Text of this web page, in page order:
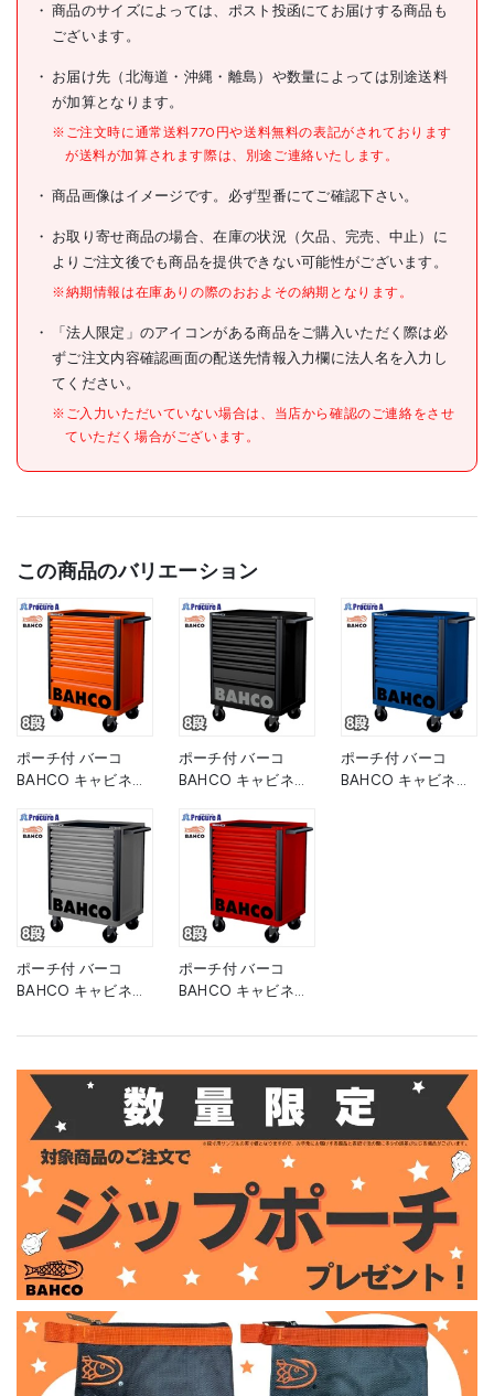
商品のサイズによっては、ポスト投函にてお届けする商品も
ございます。
お届け先（北海道・沖縄・離島）や数量によっては別途送料
が加算となります。
※ご注文時に通常送料770円や送料無料の表記がされております
が送料が加算されます際は、別途ご連絡いたします。
商品画像はイメージです。必ず型番にてご確認下さい。
お取り寄せ商品の場合、在庫の状況（欠品、完売、中止）に
よりご注文後でも商品を提供できない可能性がございます。
※納期情報は在庫ありの際のおおよその納期となります。
「法人限定」のアイコンがある商品をご購入いただく際は必
ずご注文内容確認画面の配送先情報入力欄に法人名を入力し
てください。
※ご入力いただいていない場合は、当店から確認のご連絡をさせ
ていただく場合がございます。
この商品のバリエーション
ポーチ付 バーコ
BAHCO キャビネッ
チール製ワゴン ツー
ルストレージエント
リー 1472K8 高さ
955×幅693×奥行
510mm 1台 ■▼139-
0873
ポーチ付 バーコ
BAHCO キャビネッ
チール製ワゴン ツー
ルストレージエント
リー 1472K8BLACK
黒 高さ955×幅693×
奥行510mm 1台
■▼139-0859
ポーチ付 バーコ
BAHCO キャビネッ
ポーチ付 バーコ
BAHCO キャビネッ
ル製ワゴン ツールス
1472K8GREY 1台 高
955×幅693×奥行
510mm ■▼266-
9056
ポーチ付 バーコ
BAHCO キャビネッ
ール製ワゴン ツール
ー 1472K8RED 赤 高
さ955×幅693×奥行
510mm 1台 ■▼139-
0868